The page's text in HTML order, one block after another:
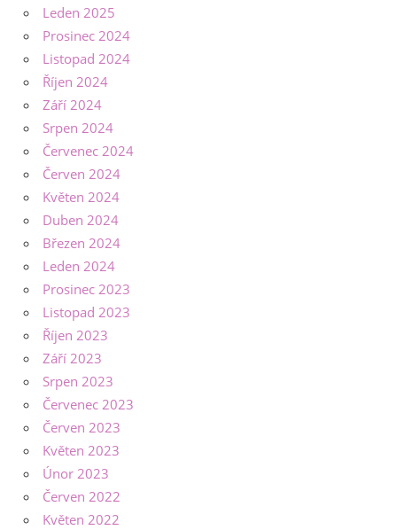
Leden 2025
Prosinec 2024
Listopad 2024
Říjen 2024
Září 2024
Srpen 2024
Červenec 2024
Červen 2024
Květen 2024
Duben 2024
Březen 2024
Leden 2024
Prosinec 2023
Listopad 2023
Říjen 2023
Září 2023
Srpen 2023
Červenec 2023
Červen 2023
Květen 2023
Únor 2023
Červen 2022
Květen 2022